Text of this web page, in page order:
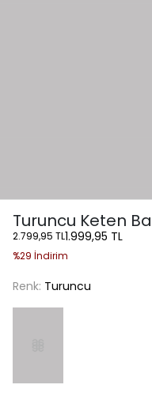
Turuncu Keten
2.799,95 TL1.999,95 TL
%29 İndirim
Renk: Turuncu